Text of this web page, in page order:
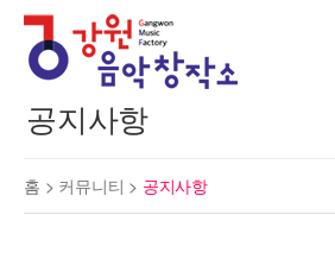
공지사항
홈 > 커뮤니티 > 공지사항